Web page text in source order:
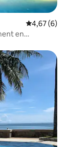
Évaluation
4,67 (6)
en